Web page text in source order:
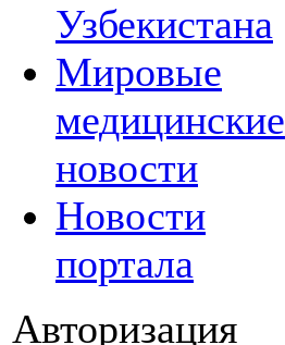
Узбекистана
Мировые
медицинские
новости
Новости
портала
Авторизация